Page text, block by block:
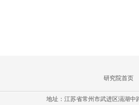
研究院首页
地址：江苏省常州市武进区滆湖中